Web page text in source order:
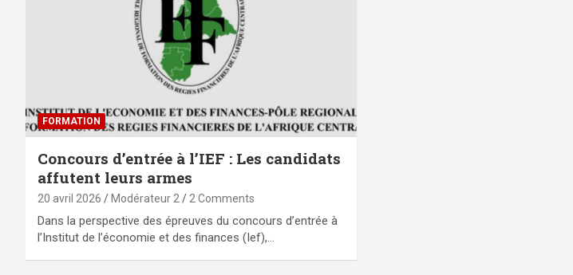
FORMATION
Concours d’entrée à l’IEF : Les candidats
affutent leurs armes
20 avril 2026 Modérateur 2 2 Comments
Dans la perspective des épreuves du concours d’entrée à
l’Institut de l’économie et des finances (Ief),…